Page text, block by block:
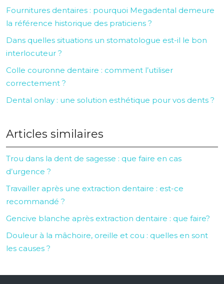
Fournitures dentaires : pourquoi Megadental demeure
la référence historique des praticiens ?
Dans quelles situations un stomatologue est-il le bon
interlocuteur ?
Colle couronne dentaire : comment l’utiliser
correctement ?
Dental onlay : une solution esthétique pour vos dents ?
Articles similaires
Trou dans la dent de sagesse : que faire en cas
d’urgence ?
Travailler après une extraction dentaire : est-ce
recommandé ?
Gencive blanche après extraction dentaire : que faire?
Douleur à la mâchoire, oreille et cou : quelles en sont
les causes ?